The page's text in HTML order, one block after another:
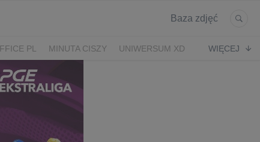
Baza zdjęć
PL MINUTA CISZY
UNIWERSUM XD
POWRÓT
WIĘCEJ